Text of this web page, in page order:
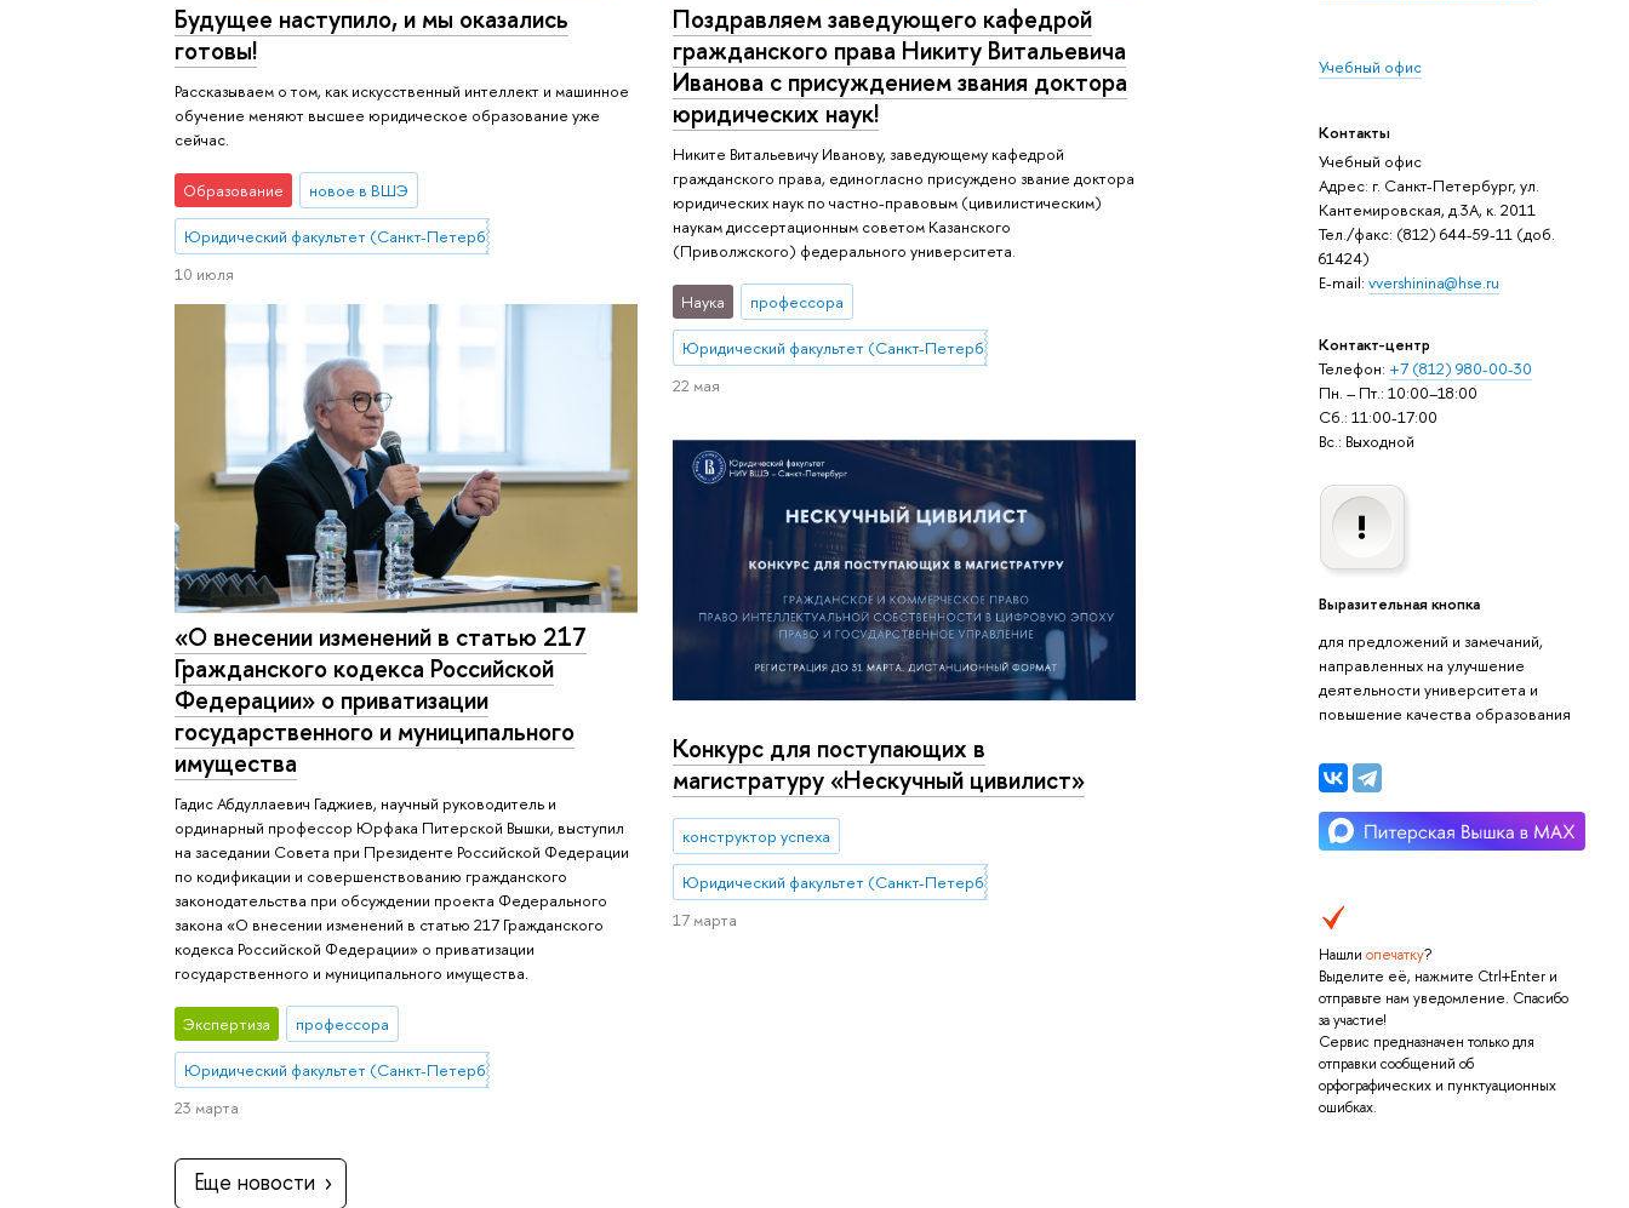
Учебный офис
Контакты
Учебный офис
Адрес: г. Санкт-Петербург, ул.
Кантемировская, д.3А, к. 2011
Тел./факс: (812) 644-59-11 (доб.
61424)
E-mail: vvershinina@hse.ru
Контакт-центр
Телефон: +7 (812) 980-00-30
Пн. – Пт.: 10:00–18:00
Сб.: 11:00-17:00
Вс.: Выходной
Выразительная кнопка
для предложений и замечаний,
направленных на улучшение
деятельности университета и
повышение качества образования
Нашли опечатку?
Выделите её, нажмите Ctrl+Enter и
отправьте нам уведомление. Спасибо
за участие!
Сервис предназначен только для
отправки сообщений об
орфографических и пунктуационных
ошибках.
Будущее наступило, и мы оказались
готовы!
Рассказываем о том, как искусственный интеллект и машинное
обучение меняют высшее юридическое образование уже
сейчас.
Образование новое в ВШЭ
Юридический факультет (Санкт-Петербург)
10 июля
Поздравляем заведующего кафедрой
гражданского права Никиту Витальевича
Иванова с присуждением звания доктора
юридических наук!
Никите Витальевичу Иванову, заведующему кафедрой
гражданского права, единогласно присуждено звание доктора
юридических наук по частно-правовым (цивилистическим)
наукам диссертационным советом Казанского
(Приволжского) федерального университета.
Наука профессора
Юридический факультет (Санкт-Петербург)
22 мая
«О внесении изменений в статью 217
Гражданского кодекса Российской
Федерации» о приватизации
государственного и муниципального
имущества
Гадис Абдуллаевич Гаджиев, научный руководитель и
ординарный профессор Юрфака Питерской Вышки, выступил
на заседании Совета при Президенте Российской Федерации
по кодификации и совершенствованию гражданского
законодательства при обсуждении проекта Федерального
закона «О внесении изменений в статью 217 Гражданского
кодекса Российской Федерации» о приватизации
государственного и муниципального имущества.
Экспертиза профессора
Юридический факультет (Санкт-Петербург)
23 марта
Конкурс для поступающих в
магистратуру «Нескучный цивилист»
конструктор успеха
Юридический факультет (Санкт-Петербург)
17 марта
Еще новости